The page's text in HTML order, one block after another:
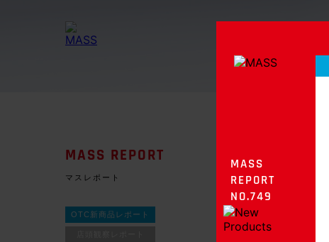
MASS REPORT
マスレポート
OTC新商品レポート
MASS
REPORT
NO.749